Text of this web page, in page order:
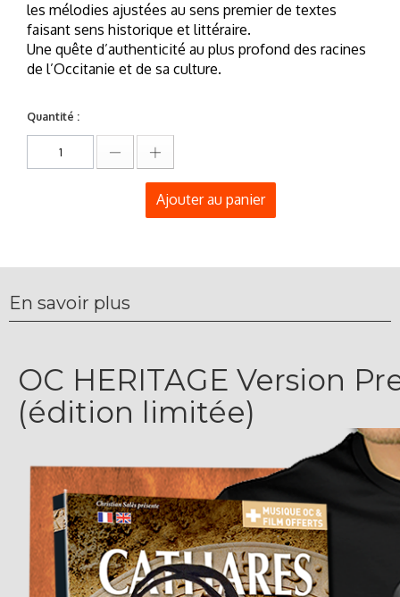
les mélodies ajustées au sens premier de textes
faisant sens historique et littéraire.
Une quête d’authenticité au plus profond des racines
de l’Occitanie et de sa culture.
Quantité :
Ajouter au panier
En savoir plus
OC HERITAGE Version
(édition limitée)